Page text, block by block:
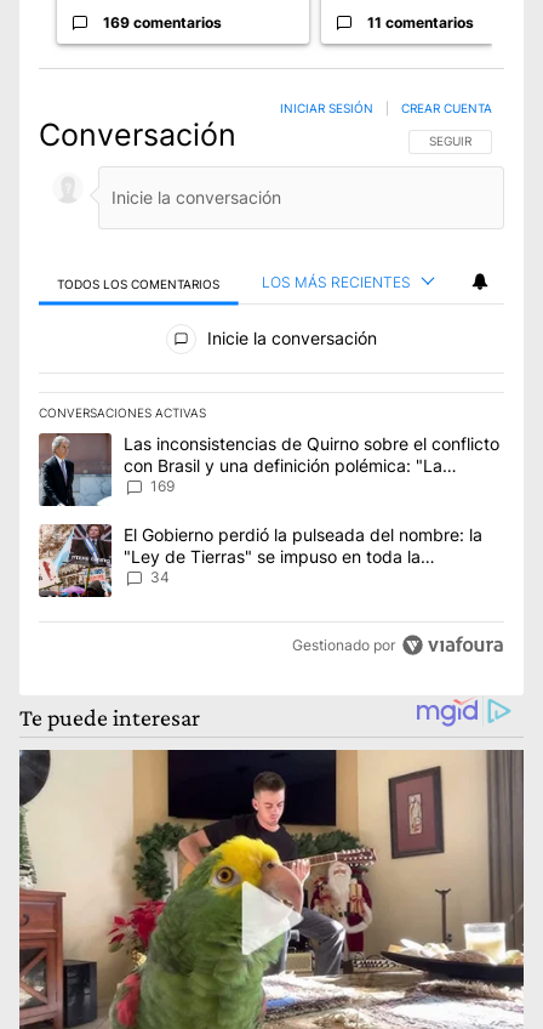
169 comentarios 11 comentarios
Conversación SIGA ESTA
SEGUIR
INICIAR SESIÓN CREAR CUENTA
TODOS LOS COMENTARIOS LOS MÁS RECIENTES
Todos los comentarios
Inicie la conversación
CONVERSACIONES ACTIVAS
Este listado muestra los artículos con más comentarios en los
Un artículo de tendencia con el título "Las inconsistencias de
Las inconsistencias de Quirno sobre el conflicto
con Brasil y una definición polémica: "La
soberanía es un concepto antiguo"
169
Un artículo de tendencia con el título "El Gobierno perdió la
El Gobierno perdió la pulseada del nombre: la
"Ley de Tierras" se impuso en toda la
conversación digital
34
Gestionado por